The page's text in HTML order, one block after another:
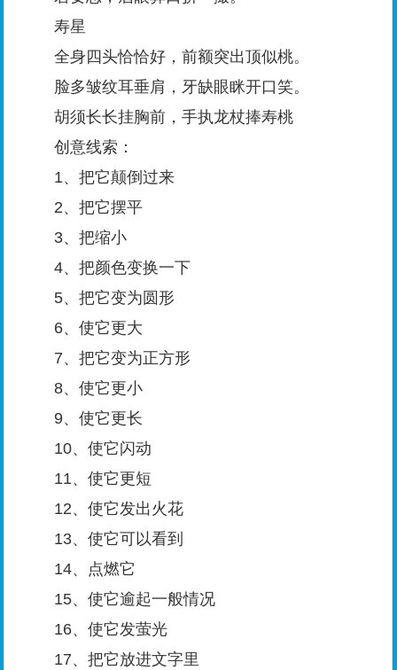
寿星
全身四头恰恰好，前额突出顶似桃。
脸多皱纹耳垂肩，牙缺眼眯开口笑。
胡须长长挂胸前，手执龙杖捧寿桃
创意线索：
1、把它颠倒过来
2、把它摆平
3、把缩小
4、把颜色变换一下
5、把它变为圆形
6、使它更大
7、把它变为正方形
8、使它更小
9、使它更长
10、使它闪动
11、使它更短
12、使它发出火花
13、使它可以看到
14、点燃它
15、使它逾起一般情况
16、使它发萤光
17、把它放进文字里